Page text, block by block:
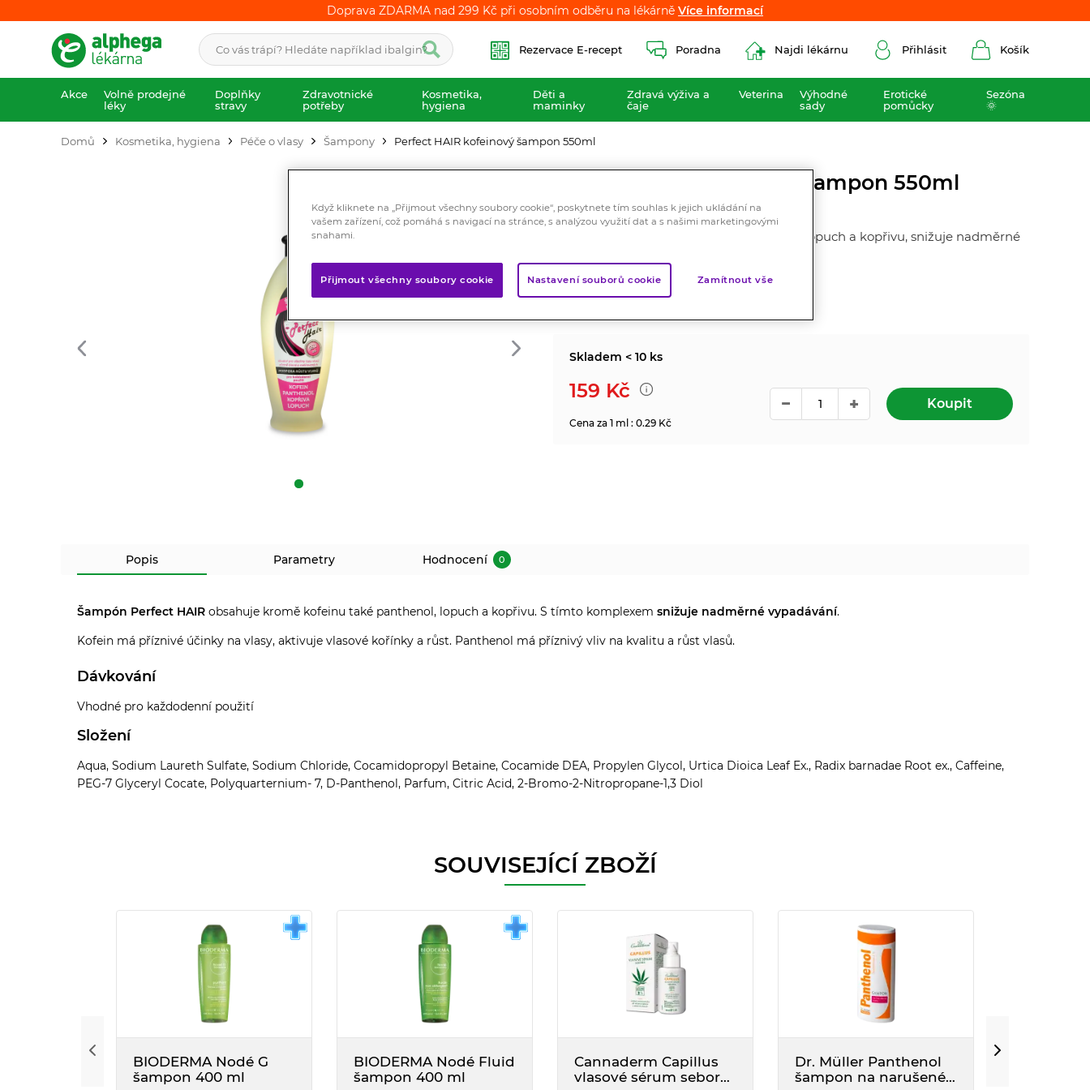
Doprava ZDARMA nad 299 Kč při osobním odběru na lékárně Více informací
Doprava ZDARMA nad 299 Kč při osobním odběru na lékárně Více informací
Rezervace E-recept Poradna Najdi lékárnu Přihlásit Košík
Akce
Volně prodejné
léky
Doplňky
stravy
Zdravotnické
potřeby
Kosmetika,
hygiena
Děti a
maminky
Zdravá výživa a
čaje
Veterina
Výhodné
sady
Erotické
pomůcky
Sezóna
🌞
Domů Kosmetika, hygiena Péče o vlasy Šampony Perfect HAIR kofeinový šampon 550ml
Perfect HAIR kofeinový šampon 550ml
Kosmetika
Obsahuje kromě kofeinu také panthenol, lopuch a kopřivu, snižuje nadměrné
Značka:Nutricius
Skladem < 10 ks
159 Kč
Cena za 1 ml : 0.29 Kč
Koupit
Popis Parametry Hodnocení 0
Šampón Perfect HAIR obsahuje kromě kofeinu také panthenol, lopuch a kopřivu. S tímto komplexem snižuje nadměrné vypadávání.
Kofein má příznivé účinky na vlasy, aktivuje vlasové kořínky a růst. Panthenol má příznivý vliv na kvalitu a růst vlasů.
Dávkování
Vhodné pro každodenní použití
Složení
Aqua, Sodium Laureth Sulfate, Sodium Chloride, Cocamidopropyl Betaine, Cocamide DEA, Propylen Glycol, Urtica Dioica Leaf Ex., Radix barnadae Root ex., Caffeine,
PEG-7 Glyceryl Cocate, Polyquarternium- 7, D-Panthenol, Parfum, Citric Acid, 2-Bromo-2-Nitropropane-1,3 Diol
SOUVISEJÍCÍ ZBOŽÍ
BIODERMA Nodé G
šampon 400 ml
BIODERMA Nodé Fluid
šampon 400 ml
Cannaderm Capillus
vlasové sérum seborea
Dr. Müller Panthenol
šampon na narušené
Když kliknete na „Přijmout všechny soubory cookie“, poskytnete tím souhlas k jejich ukládání na
vašem zařízení, což pomáhá s navigací na stránce, s analýzou využití dat a s našimi marketingovými
snahami.
Přijmout všechny soubory cookie Nastavení souborů cookie Zamítnout vše